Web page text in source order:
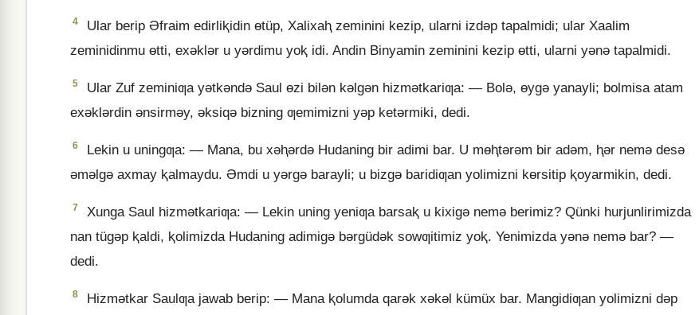
4
Ular berip Əfraim edirliⱪidin ɵtüp, Xalixaⱨ zeminini kezip, ularni izdǝp tapalmidi; ular Xaalim
zeminidinmu ɵtti, exǝklǝr u yǝrdimu yoⱪ idi. Andin Binyamin zeminini kezip ɵtti, ularni yǝnǝ tapalmidi.
5
Ular Zuf zeminiƣa yǝtkǝndǝ Saul ɵzi bilǝn kǝlgǝn hizmǝtkariƣa: — Bolǝ, ɵygǝ yanayli; bolmisa atam
exǝklǝrdin ǝnsirmǝy, ǝksiqǝ bizning ƣemimizni yǝp ketǝrmiki, dedi.
6
Lekin u uningƣa: — Mana, bu xǝⱨǝrdǝ Hudaning bir adimi bar. U mɵⱨtǝrǝm bir adǝm, ⱨǝr nemǝ desǝ
ǝmǝlgǝ axmay ⱪalmaydu. Əmdi u yǝrgǝ barayli; u bizgǝ baridiƣan yolimizni kɵrsitip ⱪoyarmikin, dedi.
7
Xunga Saul hizmǝtkariƣa: — Lekin uning yeniƣa barsaⱪ u kixigǝ nemǝ berimiz? Qünki hurjunlirimizda
nan tügǝp ⱪaldi, ⱪolimizda Hudaning adimigǝ bǝrgüdǝk sowƣitimiz yoⱪ. Yenimizda yǝnǝ nemǝ bar? —
dedi.
8
Hizmǝtkar Saulƣa jawab berip: — Mana ⱪolumda qarǝk xǝkǝl kümüx bar. Mangidiƣan yolimizni dǝp